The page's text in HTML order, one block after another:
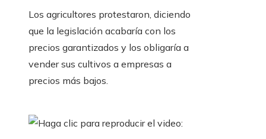
Los agricultores protestaron, diciendo
que la legislación acabaría con los
precios garantizados y los obligaría a
vender sus cultivos a empresas a
precios más bajos.